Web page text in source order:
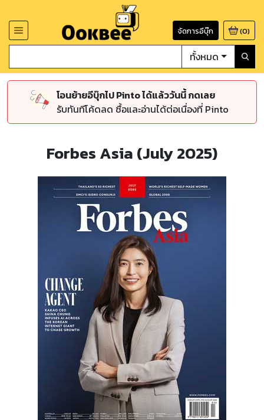
จัดการอีบุ๊ก (0)
ทั้งหมด
โอนย้ายอีบุ๊กไป Pinto ได้แล้ววันนี้ กดเลย
รับทันทีโค้ดลด ซื้อและอ่านได้ต่อเนื่องที่ Pinto
Forbes Asia (July 2025)